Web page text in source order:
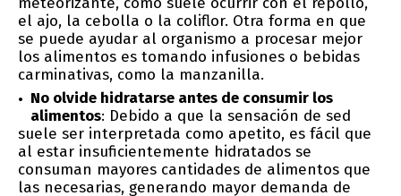
el ajo, la cebolla o la coliflor. Otra forma en que
se puede ayudar al organismo a procesar mejor
los alimentos es tomando infusiones o bebidas
carminativas, como la manzanilla.
No olvide hidratarse antes de consumir los
alimentos: Debido a que la sensación de sed
suele ser interpretada como apetito, es fácil que
al estar insuficientemente hidratados se
consuman mayores cantidades de alimentos que
las necesarias, generando mayor demanda de